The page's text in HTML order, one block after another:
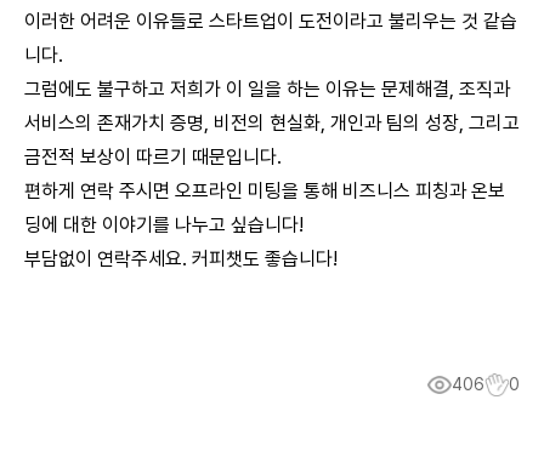
이러한 어려운 이유들로 스타트업이 도전이라고 불리우는 것 같습
니다.
그럼에도 불구하고 저희가 이 일을 하는 이유는 문제해결, 조직과
서비스의 존재가치 증명, 비전의 현실화, 개인과 팀의 성장, 그리고
금전적 보상이 따르기 때문입니다.
편하게 연락 주시면 오프라인 미팅을 통해 비즈니스 피칭과 온보
딩에 대한 이야기를 나누고 싶습니다!
부담없이 연락주세요. 커피챗도 좋습니다!
406 0